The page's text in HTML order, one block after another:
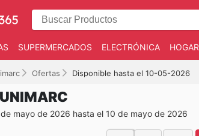
SUPERMERCADOS ELECTRÓNICA HOGAR
Ofertas Disponible hasta el 10-05-2026
mayo de 2026 hasta el 10 de mayo de 2026